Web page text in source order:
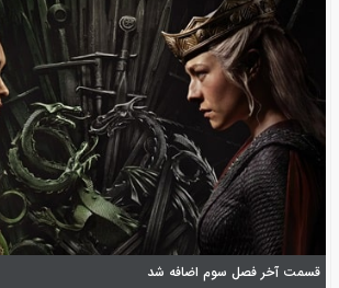
قسمت آخر فصل سوم اضافه شد